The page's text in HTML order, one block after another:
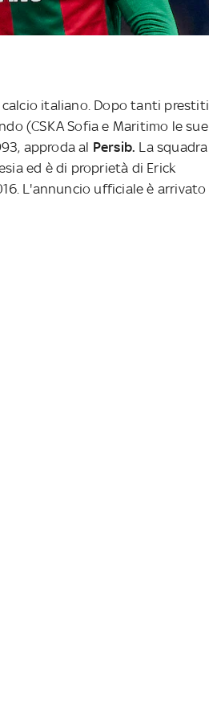
calcio italiano. Dopo tanti prestiti
(CSKA Sofia e Maritimo le sue
approda al Persib. La squadra
ed è di proprietà di Erick
L'annuncio ufficiale è arrivato